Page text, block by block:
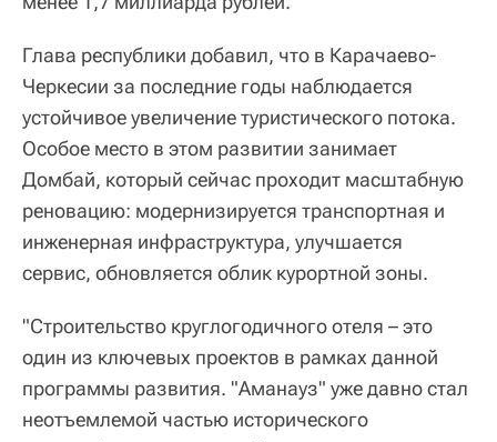
Глава республики добавил, что в Карачаево-
Черкесии за последние годы наблюдается
устойчивое увеличение туристического потока.
Особое место в этом развитии занимает
Домбай, который сейчас проходит масштабную
реновацию: модернизируется транспортная и
инженерная инфраструктура, улучшается
сервис, обновляется облик курортной зоны.
"Строительство круглогодичного отеля – это
один из ключевых проектов в рамках данной
программы развития. "Аманауз" уже давно стал
неотъемлемой частью исторического